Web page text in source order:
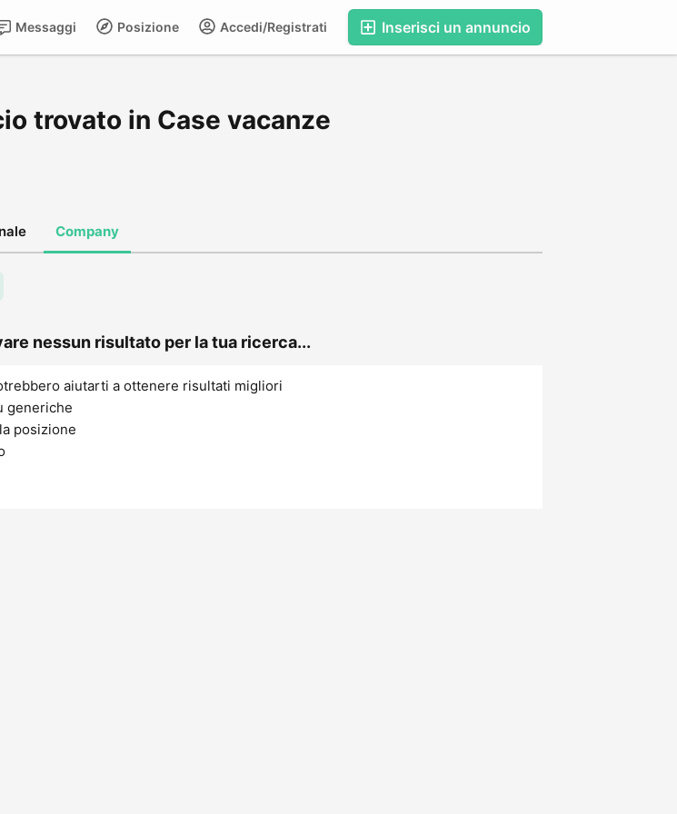
Inserisci un annuncio
Accedi/Registrati
Posizione
Messaggi
trovato in Case vacanze
Company
nessun risultato per la tua ricerca...
aiutarti a ottenere risultati migliori
generiche
posizione